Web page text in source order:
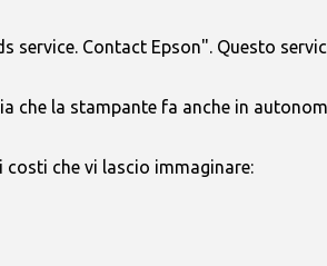
Contact Epson". Questo
che la stampante fa anche in
che vi lascio immaginare: